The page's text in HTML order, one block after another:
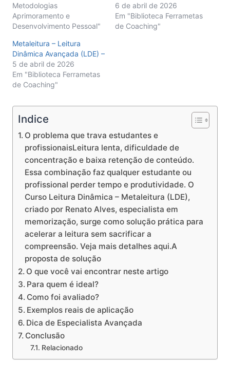
Metodologias
Aprimoramento e
Desenvolvimento Pessoal"
6 de abril de 2026
Em "Biblioteca Ferrametas
de Coaching"
Metaleitura – Leitura
Dinâmica Avançada (LDE) –
5 de abril de 2026
Em "Biblioteca Ferrametas
de Coaching"
Indice
O problema que trava estudantes e
profissionaisLeitura lenta, dificuldade de
concentração e baixa retenção de conteúdo.
Essa combinação faz qualquer estudante ou
profissional perder tempo e produtividade. O
Curso Leitura Dinâmica – Metaleitura (LDE),
criado por Renato Alves, especialista em
memorização, surge como solução prática para
acelerar a leitura sem sacrificar a
compreensão. Veja mais detalhes aqui.A
proposta de solução
O que você vai encontrar neste artigo
Para quem é ideal?
Como foi avaliado?
Exemplos reais de aplicação
Dica de Especialista Avançada
Conclusão
Relacionado